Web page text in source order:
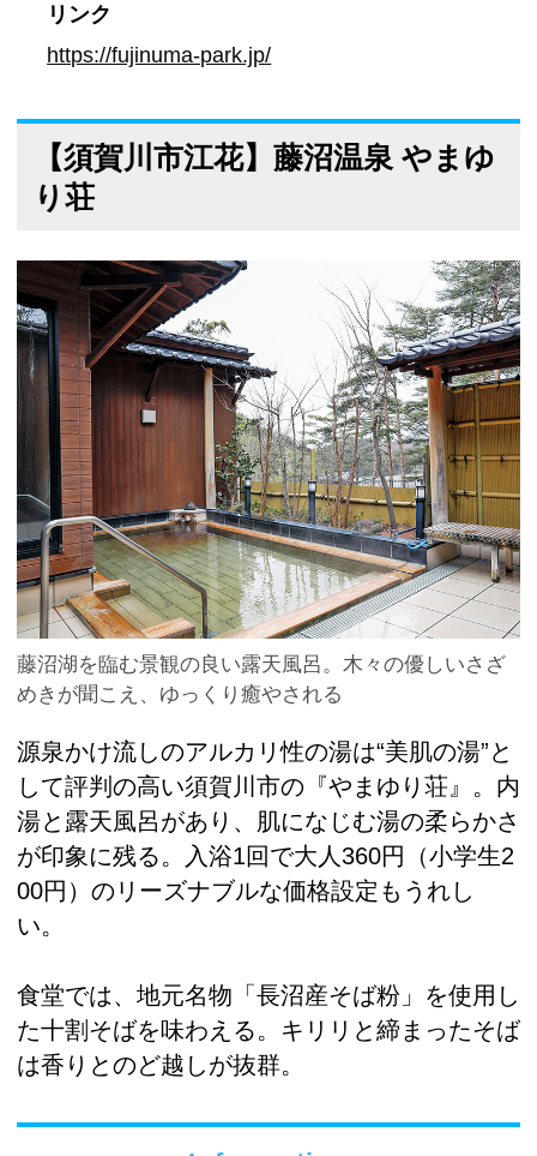
リンク
https://fujinuma-park.jp/
【須賀川市江花】藤沼温泉 やまゆ
り荘
藤沼湖を臨む景観の良い露天風呂。木々の優しいさざ
めきが聞こえ、ゆっくり癒やされる
源泉かけ流しのアルカリ性の湯は“美肌の湯”と
して評判の高い須賀川市の『やまゆり荘』。内
湯と露天風呂があり、肌になじむ湯の柔らかさ
が印象に残る。入浴1回で大人360円（小学生2
00円）のリーズナブルな価格設定もうれし
い。
食堂では、地元名物「長沼産そば粉」を使用し
た十割そばを味わえる。キリリと締まったそば
は香りとのど越しが抜群。